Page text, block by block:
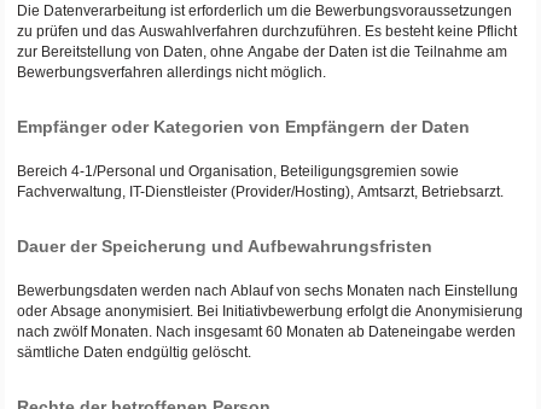
Die Datenverarbeitung ist erforderlich um die Bewerbungsvoraussetzungen
zu prüfen und das Auswahlverfahren durchzuführen. Es besteht keine Pflicht
zur Bereitstellung von Daten, ohne Angabe der Daten ist die Teilnahme am
Bewerbungsverfahren allerdings nicht möglich.
Empfänger oder Kategorien von Empfängern der Daten
Bereich 4-1/Personal und Organisation, Beteiligungsgremien sowie
Fachverwaltung, IT-Dienstleister (Provider/Hosting), Amtsarzt, Betriebsarzt.
Dauer der Speicherung und Aufbewahrungsfristen
Bewerbungsdaten werden nach Ablauf von sechs Monaten nach Einstellung
oder Absage anonymisiert. Bei Initiativbewerbung erfolgt die Anonymisierung
nach zwölf Monaten. Nach insgesamt 60 Monaten ab Dateneingabe werden
sämtliche Daten endgültig gelöscht.